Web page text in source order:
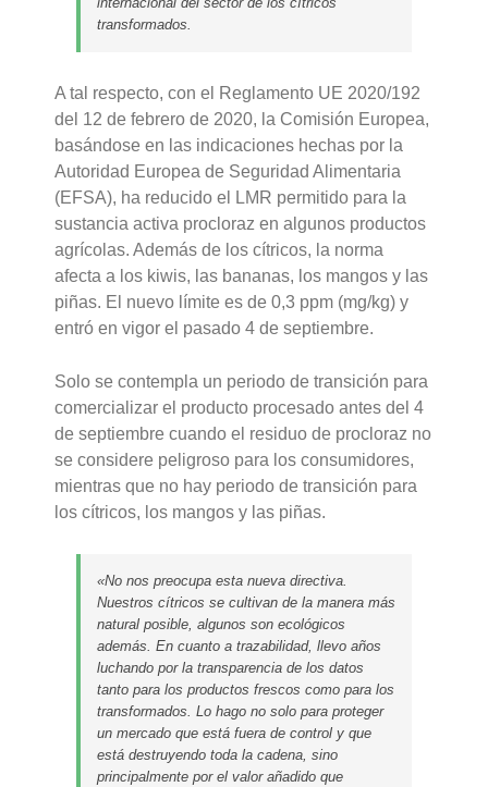
transformados.
A tal respecto, con el Reglamento UE 2020/192
del 12 de febrero de 2020, la Comisión Europea,
basándose en las indicaciones hechas por la
Autoridad Europea de Seguridad Alimentaria
(EFSA), ha reducido el LMR permitido para la
sustancia activa procloraz en algunos productos
agrícolas. Además de los cítricos, la norma
afecta a los kiwis, las bananas, los mangos y las
piñas. El nuevo límite es de 0,3 ppm (mg/kg) y
entró en vigor el pasado 4 de septiembre.
Solo se contempla un periodo de transición para
comercializar el producto procesado antes del 4
de septiembre cuando el residuo de procloraz no
se considere peligroso para los consumidores,
mientras que no hay periodo de transición para
los cítricos, los mangos y las piñas.
«No nos preocupa esta nueva directiva.
Nuestros cítricos se cultivan de la manera más
natural posible, algunos son ecológicos
además. En cuanto a trazabilidad, llevo años
luchando por la transparencia de los datos
tanto para los productos frescos como para los
transformados. Lo hago no solo para proteger
un mercado que está fuera de control y que
está destruyendo toda la cadena, sino
principalmente por el valor añadido que